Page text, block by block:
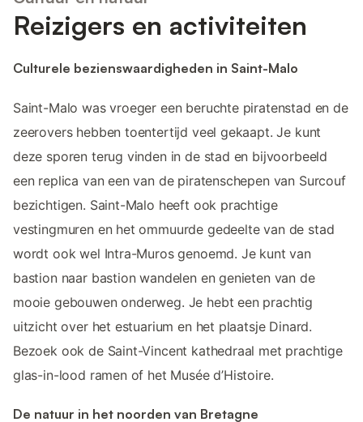
Reizigers en activiteiten
Culturele bezienswaardigheden in Saint-Malo
Saint-Malo was vroeger een beruchte piratenstad en de
zeerovers hebben toentertijd veel gekaapt. Je kunt
deze sporen terug vinden in de stad en bijvoorbeeld
een replica van een van de piratenschepen van Surcouf
bezichtigen. Saint-Malo heeft ook prachtige
vestingmuren en het ommuurde gedeelte van de stad
wordt ook wel Intra-Muros genoemd. Je kunt van
bastion naar bastion wandelen en genieten van de
mooie gebouwen onderweg. Je hebt een prachtig
uitzicht over het estuarium en het plaatsje Dinard.
Bezoek ook de Saint-Vincent kathedraal met prachtige
glas-in-lood ramen of het Musée d’Histoire.
De natuur in het noorden van Bretagne